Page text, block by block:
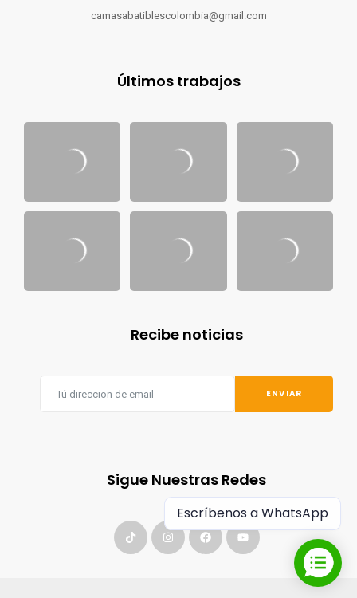
camasabatiblescolombia@gmail.com
Últimos trabajos
Recibe noticias
ENVIAR
Sigue Nuestras Redes
Escríbenos a WhatsApp